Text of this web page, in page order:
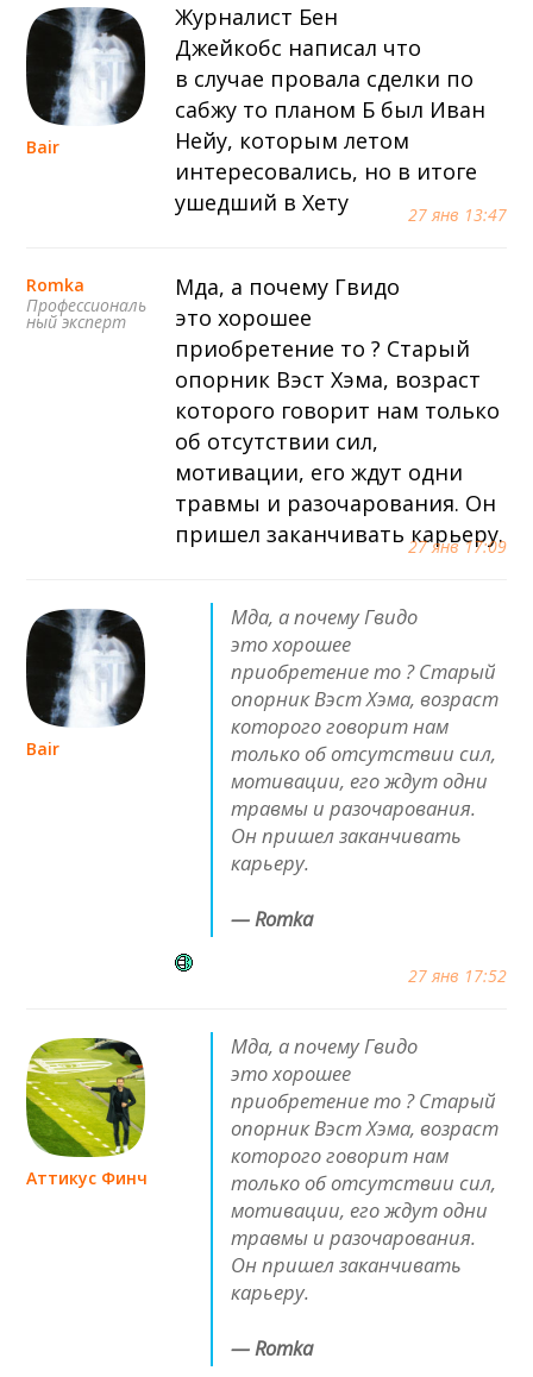
Bair
27 янв 13:47
Журналист Бен
Джейкобс написал что
в случае провала сделки по
сабжу то планом Б был Иван
Нейу, которым летом
интересовались, но в итоге
ушедший в Хету
Romka
Профессиональ
ный эксперт
27 янв 17:09
Мда, а почему Гвидо
это хорошее
приобретение то ? Старый
опорник Вэст Хэма, возраст
которого говорит нам только
об отсутствии сил,
мотивации, его ждут одни
травмы и разочарования. Он
пришел заканчивать карьеру.
Bair
27 янв 17:52
— Romka
Мда, а почему Гвидо
это хорошее
приобретение то ? Старый
опорник Вэст Хэма, возраст
которого говорит нам
только об отсутствии сил,
мотивации, его ждут одни
травмы и разочарования.
Он пришел заканчивать
карьеру.
Аттикус Финч
— Romka
Мда, а почему Гвидо
это хорошее
приобретение то ? Старый
опорник Вэст Хэма, возраст
которого говорит нам
только об отсутствии сил,
мотивации, его ждут одни
травмы и разочарования.
Он пришел заканчивать
карьеру.